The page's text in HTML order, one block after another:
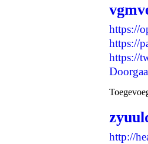
https://
https://
https://
http://